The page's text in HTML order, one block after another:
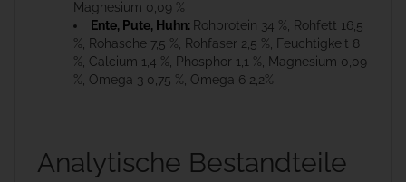
Magnesium 0,09 %
Ente, Pute, Huhn: Rohprotein 34 %, Rohfett 16,5
%, Rohasche 7,5 %, Rohfaser 2,5 %, Feuchtigkeit 8
%, Calcium 1,4 %, Phosphor 1,1 %, Magnesium 0,09
%, Omega 3 0,75 %, Omega 6 2,2%
Analytische Bestandteile